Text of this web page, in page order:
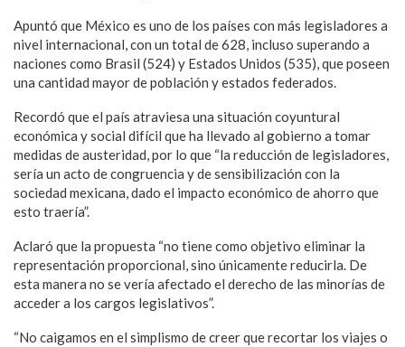
Apuntó que México es uno de los países con más legisladores a
nivel internacional, con un total de 628, incluso superando a
naciones como Brasil (524) y Estados Unidos (535), que poseen
una cantidad mayor de población y estados federados.
Recordó que el país atraviesa una situación coyuntural
económica y social difícil que ha llevado al gobierno a tomar
medidas de austeridad, por lo que “la reducción de legisladores,
sería un acto de congruencia y de sensibilización con la
sociedad mexicana, dado el impacto económico de ahorro que
esto traería”.
Aclaró que la propuesta “no tiene como objetivo eliminar la
representación proporcional, sino únicamente reducirla. De
esta manera no se vería afectado el derecho de las minorías de
acceder a los cargos legislativos”.
“No caigamos en el simplismo de creer que recortar los viajes o